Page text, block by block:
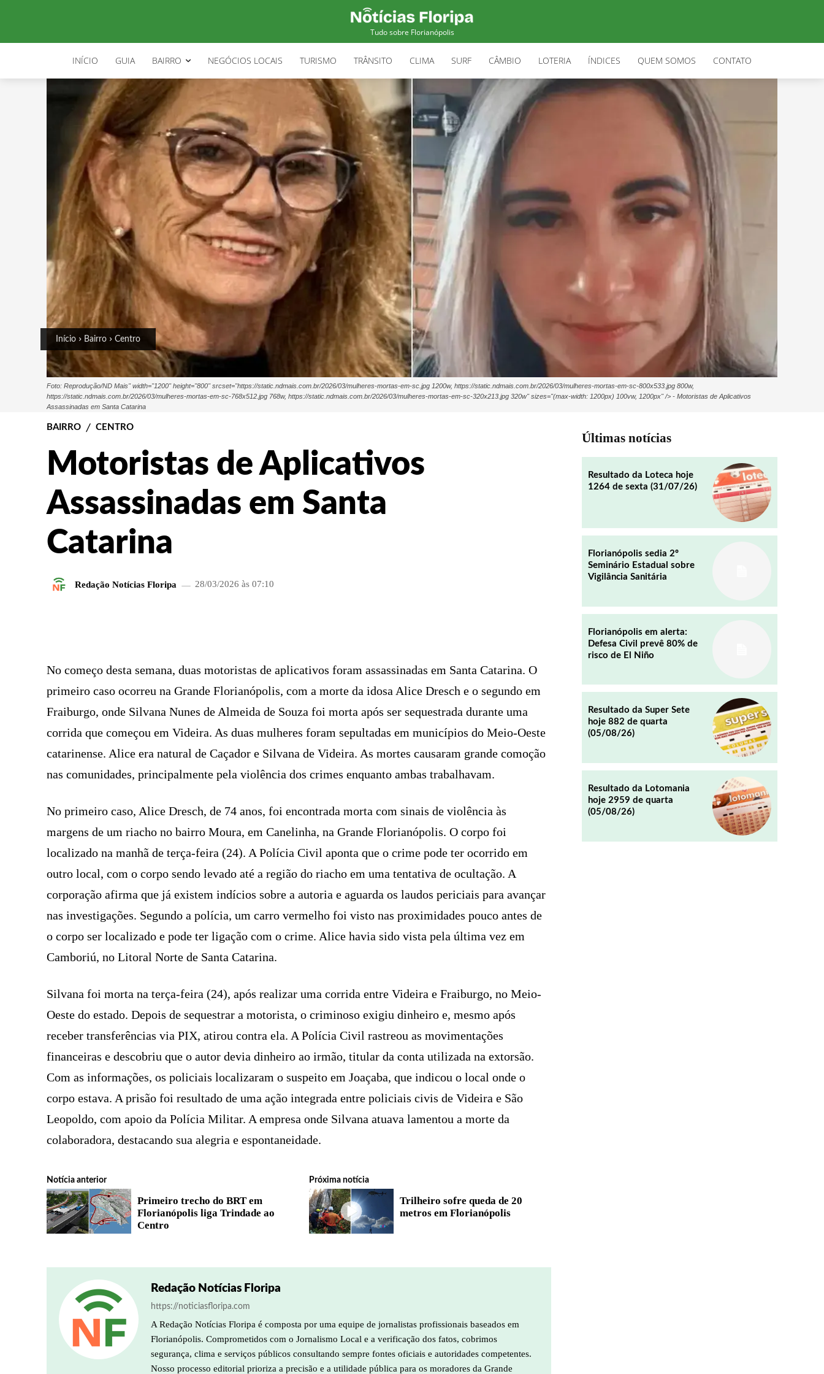
Tudo sobre Florianópolis
INÍCIO GUIA BAIRRO NEGÓCIOS LOCAIS TURISMO TRÂNSITO CLIMA SURF CÂMBIO LOTERIA ÍNDICES QUEM SOMOS CONTATO
Início Bairro Centro
Foto: Reprodução/ND Mais" width="1200" height="800" srcset="https://static.ndmais.com.br/2026/03/mulheres-mortas-em-sc.jpg 1200w, https://static.ndmais.com.br/2026/03/mulheres-mortas-em-sc-800x533.jpg 800w,
https://static.ndmais.com.br/2026/03/mulheres-mortas-em-sc-768x512.jpg 768w, https://static.ndmais.com.br/2026/03/mulheres-mortas-em-sc-320x213.jpg 320w" sizes="(max-width: 1200px) 100vw, 1200px" /> - Motoristas de Aplicativos
Assassinadas em Santa Catarina
BAIRRO CENTRO
Motoristas de Aplicativos
Assassinadas em Santa
Catarina
Redação Notícias Floripa 28/03/2026 às 07:10
No começo desta semana, duas motoristas de aplicativos foram assassinadas em Santa Catarina. O
primeiro caso ocorreu na Grande Florianópolis, com a morte da idosa Alice Dresch e o segundo em
Fraiburgo, onde Silvana Nunes de Almeida de Souza foi morta após ser sequestrada durante uma
corrida que começou em Videira. As duas mulheres foram sepultadas em municípios do Meio-Oeste
catarinense. Alice era natural de Caçador e Silvana de Videira. As mortes causaram grande comoção
nas comunidades, principalmente pela violência dos crimes enquanto ambas trabalhavam.
No primeiro caso, Alice Dresch, de 74 anos, foi encontrada morta com sinais de violência às
margens de um riacho no bairro Moura, em Canelinha, na Grande Florianópolis. O corpo foi
localizado na manhã de terça-feira (24). A Polícia Civil aponta que o crime pode ter ocorrido em
outro local, com o corpo sendo levado até a região do riacho em uma tentativa de ocultação. A
corporação afirma que já existem indícios sobre a autoria e aguarda os laudos periciais para avançar
nas investigações. Segundo a polícia, um carro vermelho foi visto nas proximidades pouco antes de
o corpo ser localizado e pode ter ligação com o crime. Alice havia sido vista pela última vez em
Camboriú, no Litoral Norte de Santa Catarina.
Silvana foi morta na terça-feira (24), após realizar uma corrida entre Videira e Fraiburgo, no Meio-
Oeste do estado. Depois de sequestrar a motorista, o criminoso exigiu dinheiro e, mesmo após
receber transferências via PIX, atirou contra ela. A Polícia Civil rastreou as movimentações
financeiras e descobriu que o autor devia dinheiro ao irmão, titular da conta utilizada na extorsão.
Com as informações, os policiais localizaram o suspeito em Joaçaba, que indicou o local onde o
corpo estava. A prisão foi resultado de uma ação integrada entre policiais civis de Videira e São
Leopoldo, com apoio da Polícia Militar. A empresa onde Silvana atuava lamentou a morte da
colaboradora, destacando sua alegria e espontaneidade.
Notícia anterior
Primeiro trecho do BRT em
Florianópolis liga Trindade ao
Centro
Próxima notícia
Trilheiro sofre queda de 20
metros em Florianópolis
Redação Notícias Floripa
https://noticiasfloripa.com
A Redação Notícias Floripa é composta por uma equipe de jornalistas profissionais baseados em
Florianópolis. Comprometidos com o Jornalismo Local e a verificação dos fatos, cobrimos
segurança, clima e serviços públicos consultando sempre fontes oficiais e autoridades competentes.
Nosso processo editorial prioriza a precisão e a utilidade pública para os moradores da Grande
Últimas notícias
Resultado da Loteca hoje
1264 de sexta (31/07/26)
Florianópolis sedia 2º
Seminário Estadual sobre
Vigilância Sanitária
Florianópolis em alerta:
Defesa Civil prevê 80% de
risco de El Niño
Resultado da Super Sete
hoje 882 de quarta
(05/08/26)
Resultado da Lotomania
hoje 2959 de quarta
(05/08/26)